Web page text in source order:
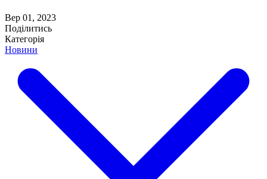
Вер 01, 2023
Поділитись
Категорія
Новини